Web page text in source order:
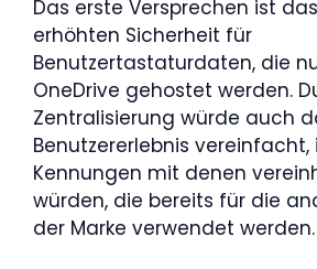
Das erste Versprechen ist
erhöhten Sicherheit für
Benutzertastaturdaten, die
OneDrive gehostet werden.
Zentralisierung würde auch
Benutzererlebnis
Kennungen mit denen
würden, die bereits für die
der Marke verwendet werden.